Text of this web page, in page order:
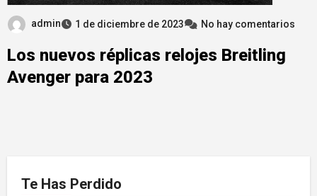
admin 1 de diciembre de 2023 No hay comentarios
Los nuevos réplicas relojes Breitling
Avenger para 2023
Te Has Perdido